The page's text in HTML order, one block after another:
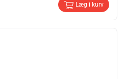
Læg i kurv